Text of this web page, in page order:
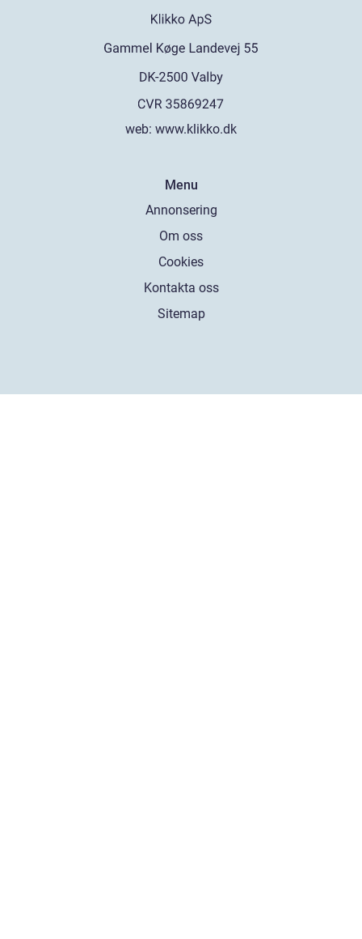
web: www.klikko.dk
Menu
Annonsering
Om oss
Cookies
Kontakta oss
Sitemap